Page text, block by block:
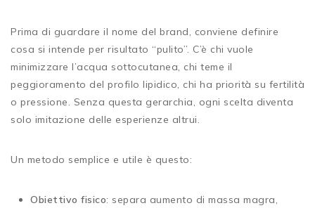
Prima di guardare il nome del brand, conviene definire
cosa si intende per risultato “pulito”. C’è chi vuole
minimizzare l’acqua sottocutanea, chi teme il
peggioramento del profilo lipidico, chi ha priorità su fertilità
o pressione. Senza questa gerarchia, ogni scelta diventa
solo imitazione delle esperienze altrui.
Un metodo semplice e utile è questo:
Obiettivo fisico: separa aumento di massa magra,